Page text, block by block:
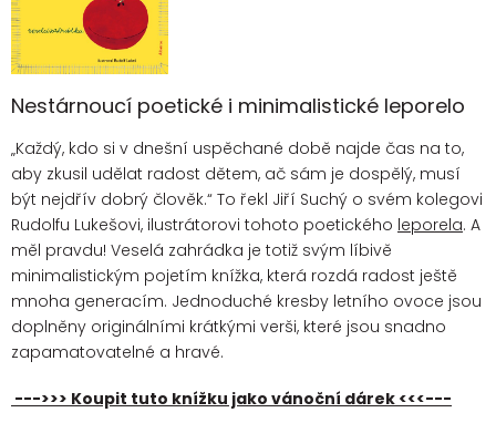
Nestárnoucí poetické i minimalistické leporelo
„Každý, kdo si v dnešní uspěchané době najde čas na to,
aby zkusil udělat radost dětem, ač sám je dospělý, musí
být nejdřív dobrý člověk.“ To řekl Jiří Suchý o svém kolegovi
Rudolfu Lukešovi, ilustrátorovi tohoto poetického leporela. A
měl pravdu! Veselá zahrádka je totiž svým líbivě
minimalistickým pojetím knížka, která rozdá radost ještě
mnoha generacím. Jednoduché kresby letního ovoce jsou
doplněny originálními krátkými verši, které jsou snadno
zapamatovatelné a hravé.
--->>> Koupit tuto knížku jako vánoční dárek <<<---